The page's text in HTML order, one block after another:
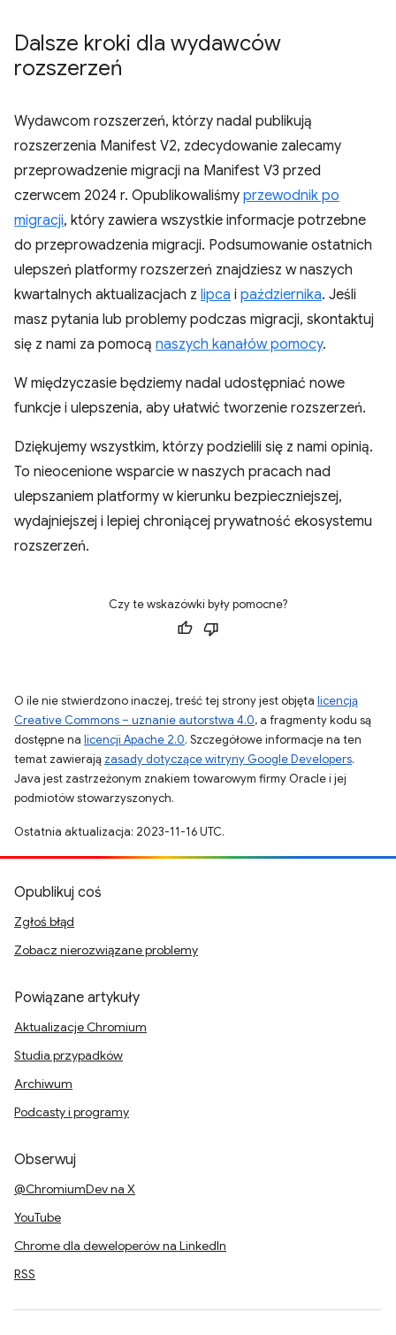
Dalsze kroki dla wydawców
rozszerzeń
Wydawcom rozszerzeń, którzy nadal publikują
rozszerzenia Manifest V2, zdecydowanie zalecamy
przeprowadzenie migracji na Manifest V3 przed
czerwcem 2024 r. Opublikowaliśmy przewodnik po
migracji, który zawiera wszystkie informacje potrzebne
do przeprowadzenia migracji. Podsumowanie ostatnich
ulepszeń platformy rozszerzeń znajdziesz w naszych
kwartalnych aktualizacjach z lipca i października. Jeśli
masz pytania lub problemy podczas migracji, skontaktuj
się z nami za pomocą naszych kanałów pomocy.
W międzyczasie będziemy nadal udostępniać nowe
funkcje i ulepszenia, aby ułatwić tworzenie rozszerzeń.
Dziękujemy wszystkim, którzy podzielili się z nami opinią.
To nieocenione wsparcie w naszych pracach nad
ulepszaniem platformy w kierunku bezpieczniejszej,
wydajniejszej i lepiej chroniącej prywatność ekosystemu
rozszerzeń.
Czy te wskazówki były pomocne?
O ile nie stwierdzono inaczej, treść tej strony jest objęta licencją
Creative Commons – uznanie autorstwa 4.0, a fragmenty kodu są
dostępne na licencji Apache 2.0. Szczegółowe informacje na ten
temat zawierają zasady dotyczące witryny Google Developers.
Java jest zastrzeżonym znakiem towarowym firmy Oracle i jej
podmiotów stowarzyszonych.
Ostatnia aktualizacja: 2023-11-16 UTC.
Opublikuj coś
Zgłoś błąd
Zobacz nierozwiązane problemy
Powiązane artykuły
Aktualizacje Chromium
Studia przypadków
Archiwum
Podcasty i programy
Obserwuj
@ChromiumDev na X
YouTube
Chrome dla deweloperów na LinkedIn
RSS